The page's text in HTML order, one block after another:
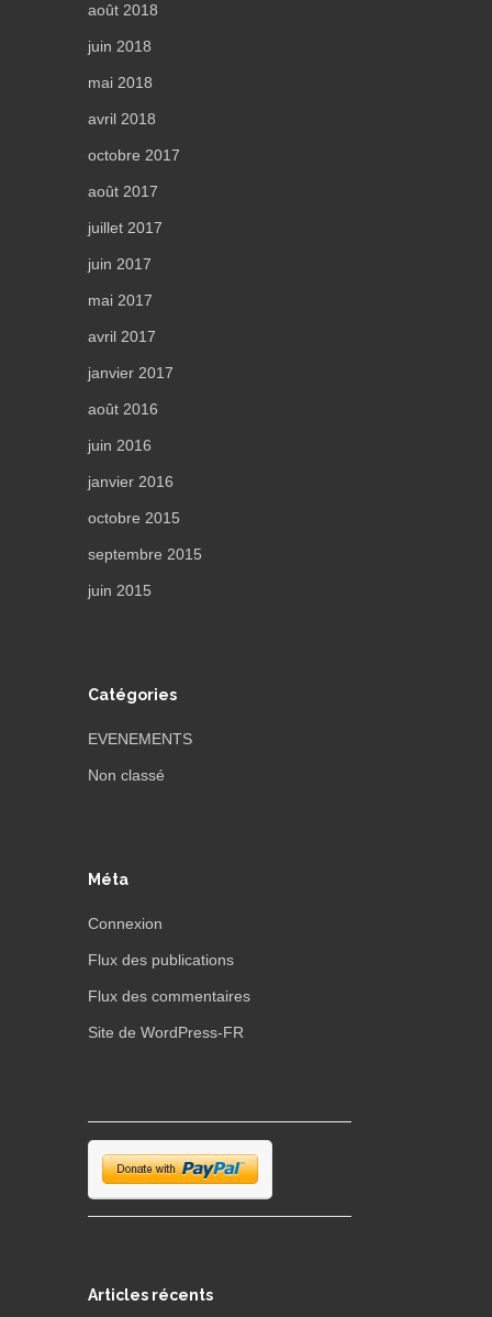
août 2018
juin 2018
mai 2018
avril 2018
octobre 2017
août 2017
juillet 2017
juin 2017
mai 2017
avril 2017
janvier 2017
août 2016
juin 2016
janvier 2016
octobre 2015
septembre 2015
juin 2015
Catégories
EVENEMENTS
Non classé
Méta
Connexion
Flux des publications
Flux des commentaires
Site de WordPress-FR
Articles récents